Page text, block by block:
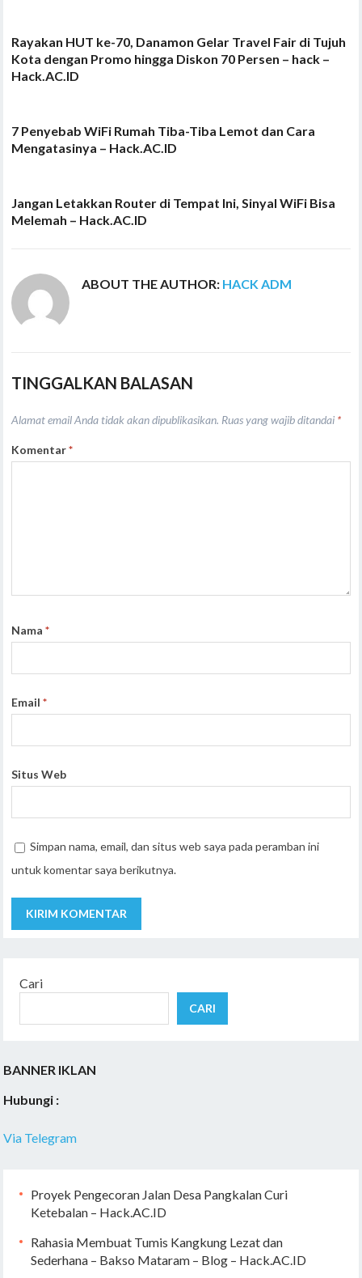
Rayakan HUT ke-70, Danamon Gelar Travel Fair di Tujuh
Kota dengan Promo hingga Diskon 70 Persen – hack –
Hack.AC.ID
7 Penyebab WiFi Rumah Tiba-Tiba Lemot dan Cara
Mengatasinya – Hack.AC.ID
Jangan Letakkan Router di Tempat Ini, Sinyal WiFi Bisa
Melemah – Hack.AC.ID
ABOUT THE AUTHOR: HACK ADM
TINGGALKAN BALASAN
Alamat email Anda tidak akan dipublikasikan. Ruas yang wajib ditandai *
Komentar*
Nama*
Email*
Situs Web
Simpan nama, email, dan situs web saya pada peramban ini
untuk komentar saya berikutnya.
Cari
CARI
BANNER IKLAN
Hubungi :
Via Telegram
Proyek Pengecoran Jalan Desa Pangkalan Curi
Ketebalan – Hack.AC.ID
Rahasia Membuat Tumis Kangkung Lezat dan
Sederhana – Bakso Mataram – Blog – Hack.AC.ID